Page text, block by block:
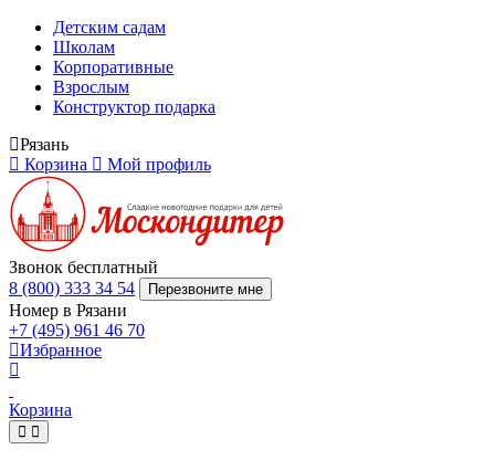
Детским садам
Школам
Корпоративные
Взрослым
Конструктор подарка
Рязань
Корзина
Мой профиль
Звонок бесплатный
8 (800) 333 34 54
Перезвоните мне
Номер в Рязани
+7 (495) 961 46 70
Избранное
Корзина